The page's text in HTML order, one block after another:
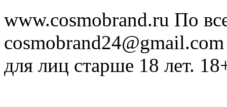
www.cosmobrand.ru По
для лиц старше 18 лет.